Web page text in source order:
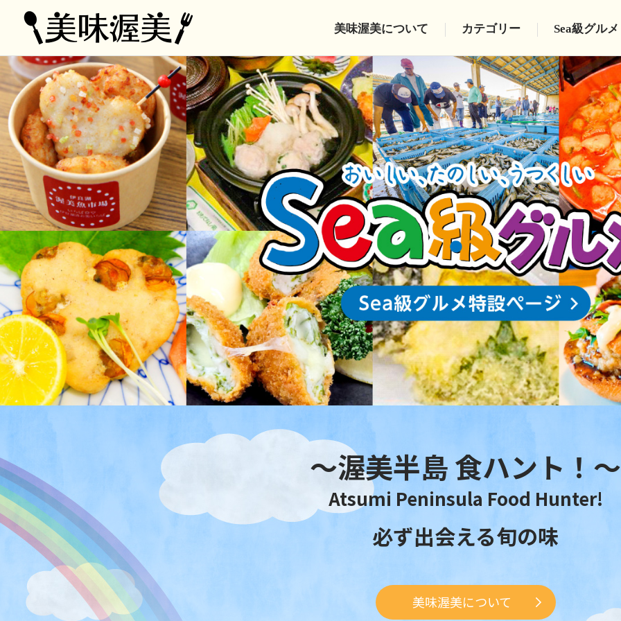
美味渥美について カテゴリー Sea級グルメ
〜渥美半島 食ハント！〜
Atsumi Peninsula Food Hunter!
必ず出会える旬の味
美味渥美について